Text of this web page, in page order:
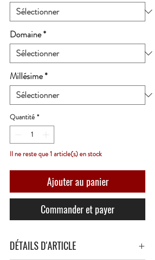
Domaine*
Millésime*
Quantité *
Il ne reste que 1 article(s) en stock
Ajouter au panier
Commander et payer
DÉTAILS D'ARTICLE